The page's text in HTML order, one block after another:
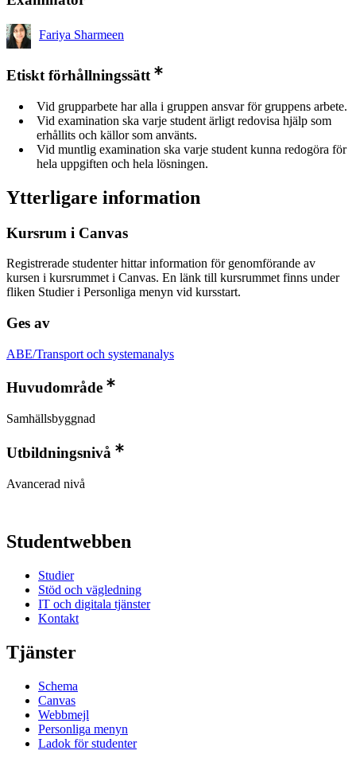
Fariya Sharmeen
Etiskt förhållningssätt
Vid grupparbete har alla i gruppen ansvar för gruppens arbete.
Vid examination ska varje student ärligt redovisa hjälp som
erhållits och källor som använts.
Vid muntlig examination ska varje student kunna redogöra för
hela uppgiften och hela lösningen.
Ytterligare information
Kursrum i Canvas
Registrerade studenter hittar information för genomförande av
kursen i kursrummet i Canvas. En länk till kursrummet finns under
fliken Studier i Personliga menyn vid kursstart.
Ges av
ABE/Transport och systemanalys
Huvudområde
Samhällsbyggnad
Utbildningsnivå
Avancerad nivå
Studentwebben
Studier
Stöd och vägledning
IT och digitala tjänster
Kontakt
Tjänster
Schema
Canvas
Webbmejl
Personliga menyn
Ladok för studenter